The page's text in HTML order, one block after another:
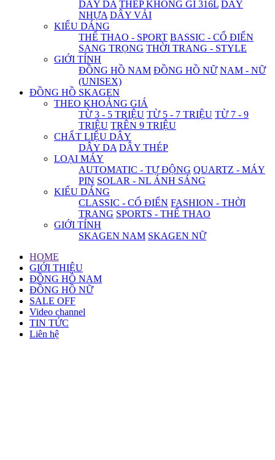
DÂY DA THÉP KHÔNG GỈ 316L DÂY
NHỰA DÂY VẢI
KIỂU DÁNG
THỂ THAO - SPORT BASSIC - CỔ ĐIỂN
SANG TRỌNG THỜI TRANG - STYLE
GIỚI TÍNH
ĐỒNG HỒ NAM ĐỒNG HỒ NỮ NAM - NỮ
(UNISEX)
ĐỒNG HỒ SKAGEN
THEO KHOẢNG GIÁ
TỪ 3 - 5 TRIỆU TỪ 5 - 7 TRIỆU TỪ 7 - 9
TRIỆU TRÊN 9 TRIỆU
CHẤT LIỆU DÂY
DÂY DA DÂY THÉP
LOẠI MÁY
AUTOMATIC - TỰ ĐỘNG QUARTZ - MÁY
PIN SOLAR - NL ÁNH SÁNG
KIỂU DÁNG
CLASSIC - CỔ ĐIỂN FASHION - THỜI
TRANG SPORTS - THỂ THAO
GIỚI TÍNH
SKAGEN NAM SKAGEN NỮ
HOME
GIỚI THIỆU
ĐỒNG HỒ NAM
ĐỒNG HỒ NỮ
SALE OFF
Video channel
TIN TỨC
Liên hệ